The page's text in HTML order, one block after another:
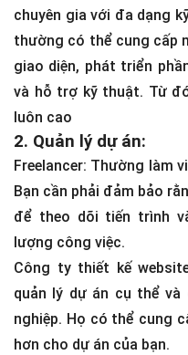
chuyên gia với đa dạng
thường có thể cung cấp
giao diện, phát triển
và hỗ trợ kỹ thuật. Từ
luôn cao
2. Quản lý dự án:
Freelancer: Thường làm
Bạn cần phải đảm bảo
để theo dõi tiến trình
lượng công việc.
Công ty thiết kế
quản lý dự án cụ thể và
nghiệp. Họ có thể cung
hơn cho dự án của bạn.